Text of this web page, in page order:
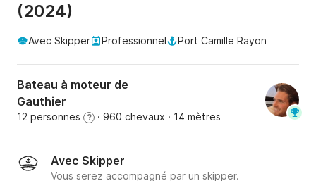
(2024)
Avec Skipper Professionnel Port Camille Rayon
Bateau à moteur de
Gauthier
12 personnes ? · 960 chevaux · 14 mètres
Avec Skipper
Vous serez accompagné par un skipper.